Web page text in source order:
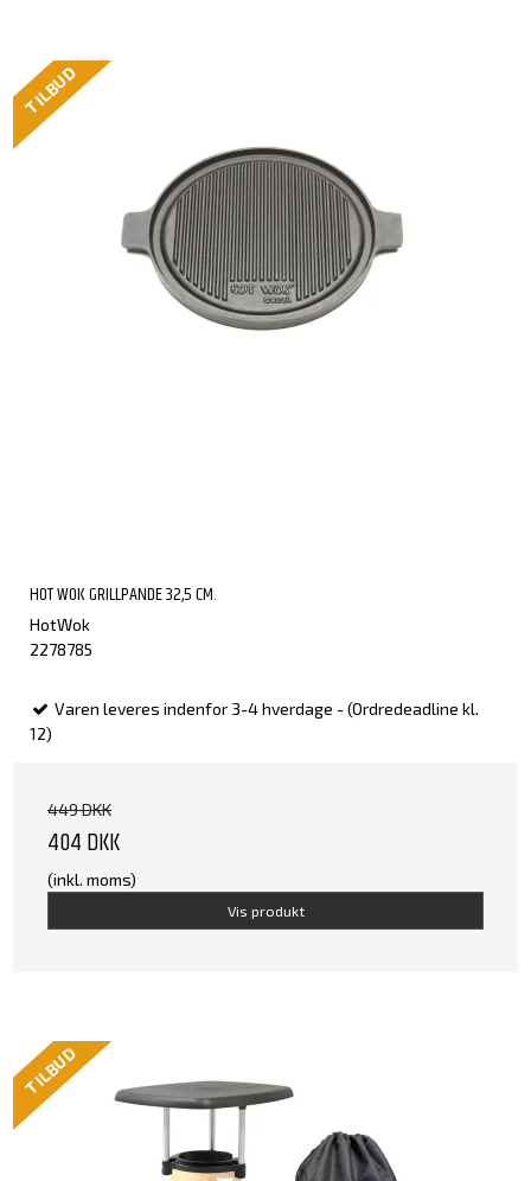
TILBUD
HOT WOK GRILLPANDE 32,5 CM.
HotWok
2278785
Varen leveres indenfor 3-4 hverdage - (Ordredeadline kl.
12)
449 DKK
404 DKK
(inkl. moms)
Vis produkt
TILBUD